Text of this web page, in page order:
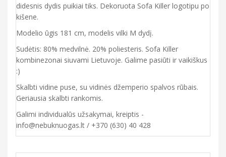
didesnis dydis puikiai tiks. Dekoruota Sofa Killer logotipu po
kišene.
Modelio ūgis 181 cm, modelis vilki M dydį.
Sudėtis: 80% medvilnė. 20% poliesteris. Sofa Killer
kombinezonai siuvami Lietuvoje. Galime pasiūti ir vaikiškus
:)
Skalbti vidine puse, su vidinės džemperio spalvos rūbais.
Geriausia skalbti rankomis.
Galimi individualūs užsakymai, kreiptis -
info@nebuknuogas.lt / +370 (630) 40 428